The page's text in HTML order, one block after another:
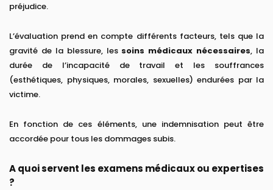
préjudice.
L’évaluation prend en compte différents facteurs, tels que la
gravité de la blessure, les soins médicaux nécessaires, la
durée de l’incapacité de travail et les souffrances
(esthétiques, physiques, morales, sexuelles) endurées par la
victime.
En fonction de ces éléments, une indemnisation peut être
accordée pour tous les dommages subis.
A quoi servent les examens médicaux ou expertises
?